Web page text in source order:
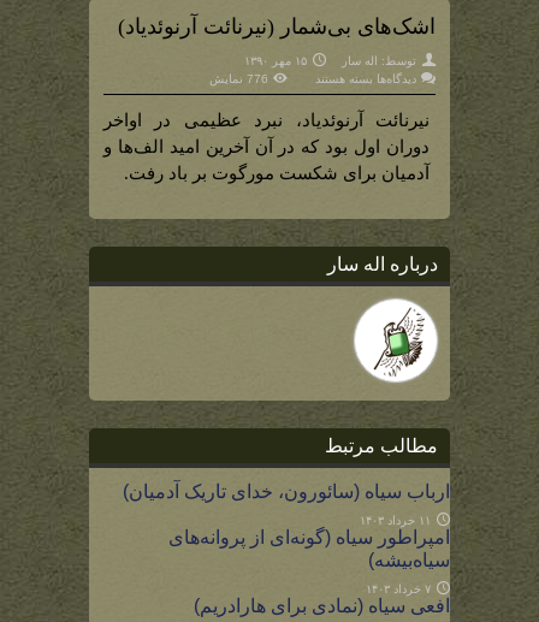
اشک‌های بی‌شمار (نیرنائت آرنوئدیاد)
توسط: اله سار
۱۵ مهر ۱۳۹۰
دیدگاه‌ها برای
(نیرنائت
آرنوئدیاد)
بسته هستند 776 نمایش
نیرنائت آرنوئدیاد، نبرد عظیمی در اواخر
دوران اول بود که در آن آخرین امید الف‌ها و
آدمیان برای شکست مورگوت بر باد رفت.
درباره اله سار
مطالب مرتبط
ارباب سیاه (سائورون، خدای تاریک آدمیان)
۱۱ خرداد ۱۴۰۳
امپراطور سیاه (گونه‌ای از پروانه‌های
سیاه‌بیشه)
۷ خرداد ۱۴۰۳
افعی سیاه (نمادی برای هارادریم)